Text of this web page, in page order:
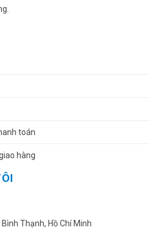
toán
hàng
Thạnh, Hồ Chí Minh